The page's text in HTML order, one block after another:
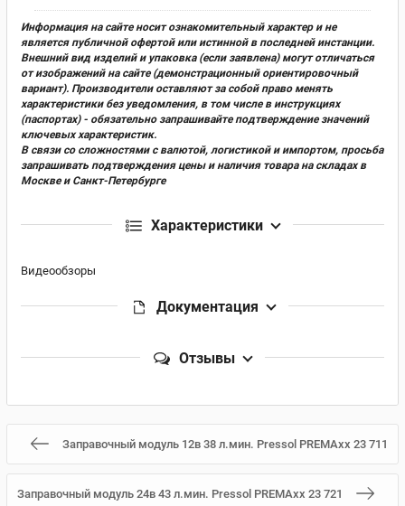
Информация на сайте носит ознакомительный характер и не
является публичной офертой или истинной в последней инстанции.
Внешний вид изделий и упаковка (если заявлена) могут отличаться
от изображений на сайте (демонстрационный ориентировочный
вариант). Производители оставляют за собой право менять
характеристики без уведомления, в том числе в инструкциях
(паспортах) - обязательно запрашивайте подтверждение значений
ключевых характеристик.
В связи со сложностями с валютой, логистикой и импортом, просьба
запрашивать подтверждения цены и наличия товара на складах в
Москве и Санкт-Петербурге
Характеристики
Видеообзоры
Документация
Отзывы
Заправочный модуль 12в 38 л.мин. Pressol PREMAxx 23 711
Заправочный модуль 24в 43 л.мин. Pressol PREMAxx 23 721